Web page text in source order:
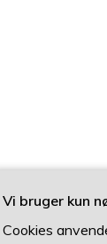
Vi bruger kun
Cookies